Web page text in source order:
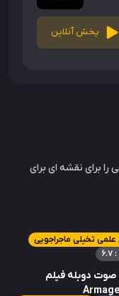
پخش آنلاین
برای نقشه ای برای
تخیلی ماجراجویی
صوت دوبله فیلم